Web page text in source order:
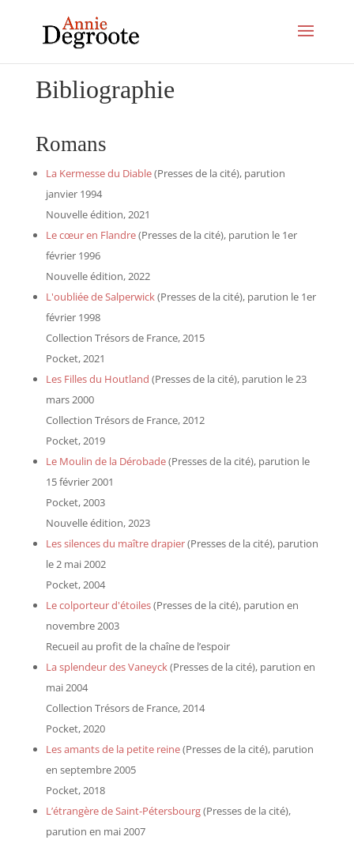
Bibliographie
Romans
La Kermesse du Diable(Presses de la cité), parution
janvier 1994
Nouvelle édition, 2021
Le cœur en Flandre(Presses de la cité), parution le 1er
février 1996
Nouvelle édition, 2022
L'oubliée de Salperwick(Presses de la cité), parution le 1er
février 1998
Collection Trésors de France, 2015
Pocket, 2021
Les Filles du Houtland (Presses de la cité), parution le 23
mars 2000
Collection Trésors de France, 2012
Pocket, 2019
Le Moulin de la Dérobade(Presses de la cité), parution le
15 février 2001
Pocket, 2003
Nouvelle édition, 2023
Les silences du maître drapier(Presses de la cité), parution
le 2 mai 2002
Pocket, 2004
Le colporteur d'étoiles(Presses de la cité), parution en
novembre 2003
Recueil au profit de la chaîne de l’espoir
La splendeur des Vaneyck(Presses de la cité), parution en
mai 2004
Collection Trésors de France, 2014
Pocket, 2020
Les amants de la petite reine(Presses de la cité), parution
en septembre 2005
Pocket, 2018
L’étrangère de Saint-Pétersbourg(Presses de la cité),
parution en mai 2007